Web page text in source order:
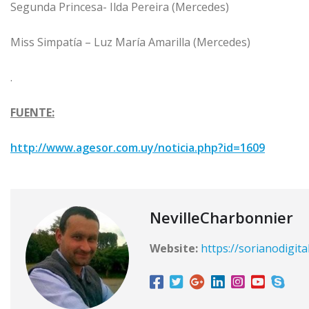
Segunda Princesa- Ilda Pereira (Mercedes)
Miss Simpatía – Luz María Amarilla (Mercedes)
.
FUENTE:
http://www.agesor.com.uy/noticia.php?id=1609
NevilleCharbonnier
Website: https://